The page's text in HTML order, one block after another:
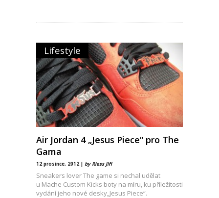
Lifestyle
Air Jordan 4 „Jesus Piece“ pro The
Gama
12 prosince, 2012 | by Riess Jiří
Sneakers lover The game si nechal udělat
u Mache Custom Kicks boty na míru, ku příležitosti
vydání jeho nové desky„Jesus Piece“.